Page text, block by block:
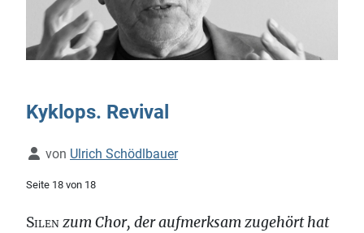
Kyklops. Revival
Details
von Ulrich Schödlbauer
Seite 18 von 18
Silenzum Chor, der aufmerksam zugehört hat